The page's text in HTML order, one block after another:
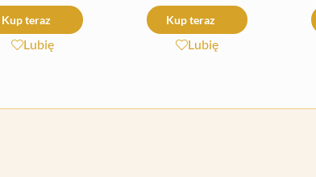
Kup teraz
Lubię
Kup teraz
Lubię